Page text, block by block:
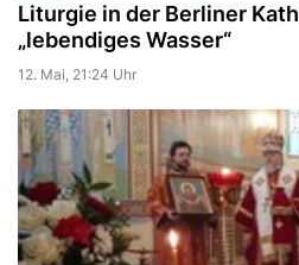
Liturgie in der Berliner
„lebendiges Wasser“
12. Mai, 21:24 Uhr